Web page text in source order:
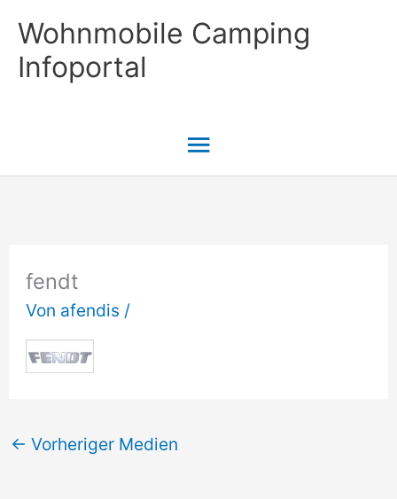
Inhalt
springen
Wohnmobile Camping
Infoportal
Hauptmenü
fendt
Von afendis /
← Vorheriger Medien